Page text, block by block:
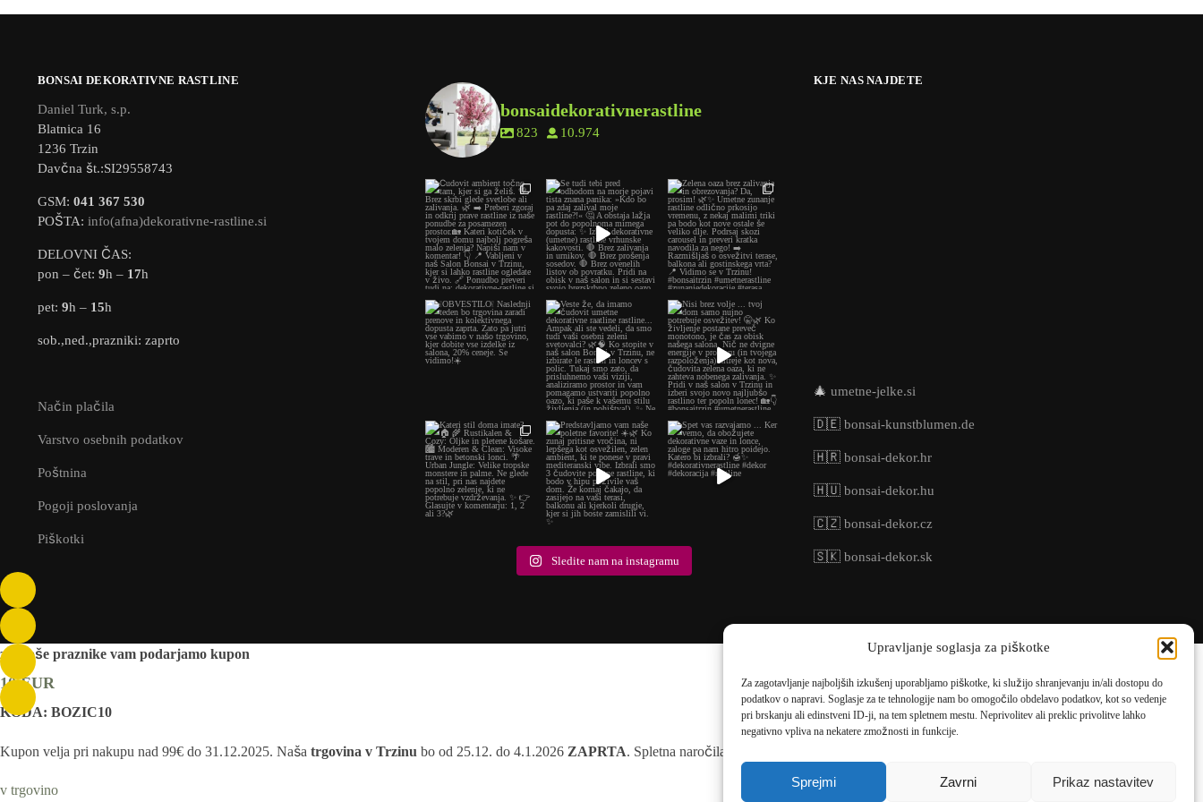
Upravljanje soglasja za piškotke
Za zagotavljanje najboljših izkušenj uporabljamo piškotke, ki služijo shranjevanju in/ali dostopu do
podatkov o napravi. Soglasje za te tehnologije nam bo omogočilo obdelavo podatkov, kot so vedenje
pri brskanju ali edinstveni ID-ji, na tem spletnem mestu. Neprivolitev ali preklic privolitve lahko
negativno vpliva na nekatere zmožnosti in funkcije.
Sprejmi Zavrni Prikaz nastavitev
BONSAI DEKORATIVNE RASTLINE
Daniel Turk, s.p.
Blatnica 16
1236 Trzin
Davčna št.:SI29558743
GSM: 041 367 530
POŠTA: info(afna)dekorativne-rastline.si
DELOVNI ČAS:
pon – čet: 9h – 17h
pet: 9h – 15h
sob.,ned.,prazniki: zaprto
Način plačila
Varstvo osebnih podatkov
Poštnina
Pogoji poslovanja
Piškotki
bonsaidekorativnerastline
823 10.974
Sledite nam na instagramu
KJE NAS NAJDETE
🎄 umetne-jelke.si
🇩🇪 bonsai-kunstblumen.de
🇭🇷 bonsai-dekor.hr
🇭🇺 bonsai-dekor.hu
🇨🇿 bonsai-dekor.cz
🇸🇰 bonsai-dekor.sk
za lepše praznike vam podarjamo kupon
10 EUR
KODA: BOZIC10
Kupon velja pri nakupu nad 99€ do 31.12.2025. Naša trgovina v Trzinu bo od 25.12. do 4.1.2026 ZAPRTA. Spletna naročila v tem času ne bodo obdelana.
v trgovino